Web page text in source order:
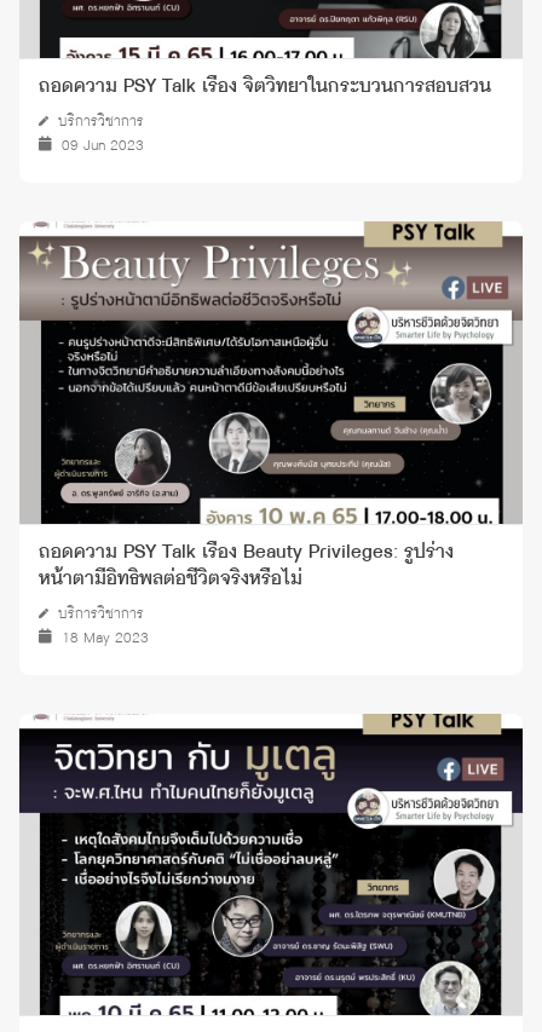
ถอดความ PSY Talk เรื่อง จิตวิทยาในกระบวนการสอบสวน
บริการวิชาการ
09 Jun 2023
ถอดความ PSY Talk เรื่อง Beauty Privileges: รูปร่าง
หน้าตามีอิทธิพลต่อชีวิตจริงหรือไม่
บริการวิชาการ
18 May 2023